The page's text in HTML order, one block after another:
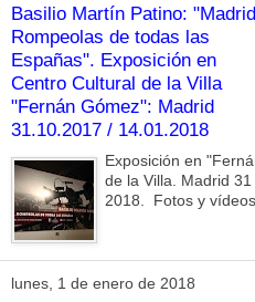
Basilio Martín Patino:
Rompeolas de todas las
Españas". Exposición en
Centro Cultural de la Villa
"Fernán Gómez": Madrid
31.10.2017 / 14.01.2018
Exposición en
de la Villa. Madrid
2018. Fotos y
lunes, 1 de enero de 2018